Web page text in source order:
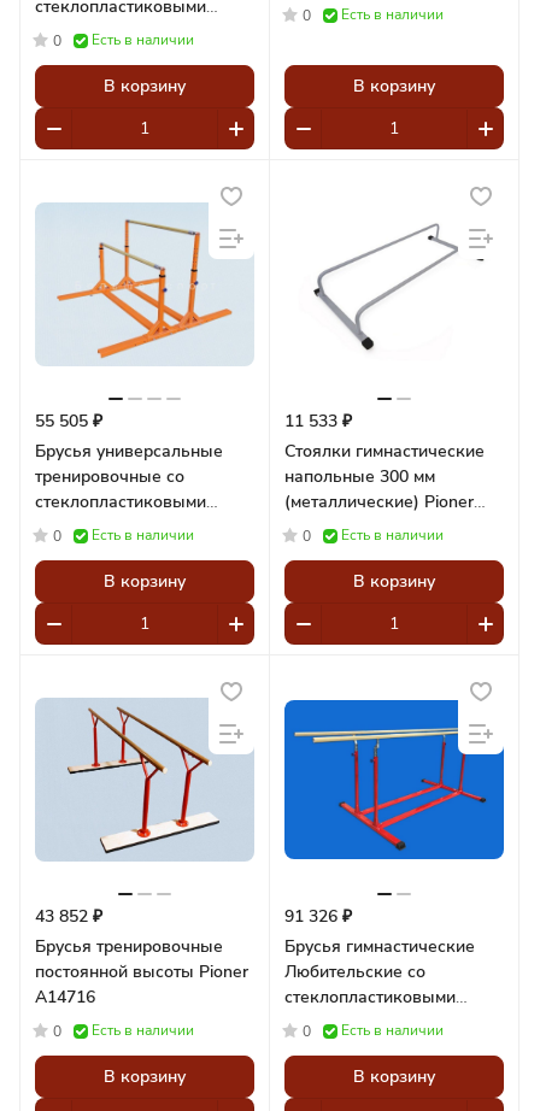
стеклопластиковыми
жердями
0 Есть в наличии
В корзину
0 Есть в наличии
В корзину
55 505 ₽
Брусья универсальные
тренировочные со
стеклопластиковыми
жердями Pioner A14730
0 Есть в наличии
В корзину
11 533 ₽
Стоялки гимнастические
напольные 300 мм
(металлические) Pioner
A12717
0 Есть в наличии
В корзину
43 852 ₽
Брусья тренировочные
постоянной высоты Pioner
A14716
0 Есть в наличии
В корзину
91 326 ₽
Брусья гимнастические
Любительские со
стеклопластиковыми
жердямии Pioner A13048
0 Есть в наличии
В корзину